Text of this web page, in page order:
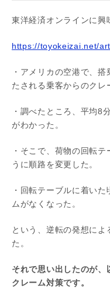
東洋経済オンラインに興
https://toyokeizai.net/
・アメリカの空港で、
たされる乗客からのクレ
・調べたところ、平均8
がわかった。
・そこで、荷物の回転
うに順路を変更した。
・回転テーブルに着い
ムがなくなった。
という、逆転の発想によ
た。
それで思い出したのが
クレーム対策です。